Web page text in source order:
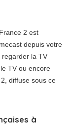
2 est
depuis votre
regarder la TV
TV ou encore
diffuse sous ce
à